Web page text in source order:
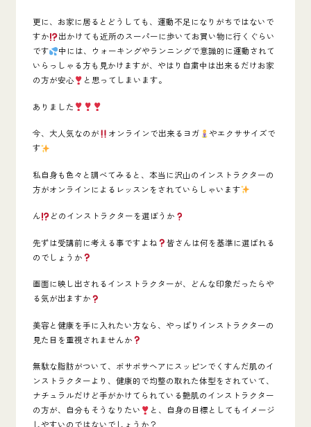
更に、お家に居るとどうしても、運動不足になりがちではないで
すか
出かけても近所のスーパーに歩いてお買い物に行くぐらい
です
中には、ウォーキングやランニングで意識的に運動されて
いらっしゃる方も見かけますが、やはり自粛中は出来るだけお家
の方が安心
と思ってしまいます。
ありました
今、大人気なのが オンラインで出来るヨガ
やエクササイズで
す
私自身も色々と調べてみると、本当に沢山のインストラクターの
方がオンラインによるレッスンをされていらしゃいます
ん どのインストラクターを選ぼうか
先ずは受講前に考える事ですよね
皆さんは何を基準に選ばれる
のでしょうか
画面に映し出されるインストラクターが、どんな印象だったらや
る気が出ますか
美容と健康を手に入れたい方なら、やっぱりインストラクターの
見た目を重視されませんか
無駄な脂肪がついて、ボサボサヘアにスッピンでくすんだ肌のイ
ンストラクターより、健康的で均整の取れた体型をされていて、
ナチュラルだけど手がかけてられている艶肌のインストラクター
の方が、自分もそうなりたい
と、自身の目標としてもイメージ
しやすいのではないでしょうか？